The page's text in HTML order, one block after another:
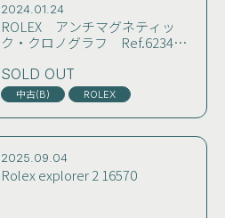
2024.01.24
ROLEX アンチマグネティッ
ク・クロノグラフ Ref.6234
らく50~60年代前半製 コンデ
ィション極上 雰囲気良し
SOLD OUT
中古(B) ROLEX
2025.09.04
Rolex explorer 2 16570